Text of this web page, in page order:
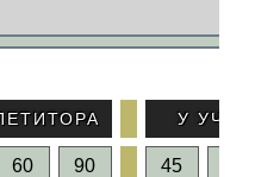
У
60
90
45